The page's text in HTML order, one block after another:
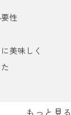
性
美味しく